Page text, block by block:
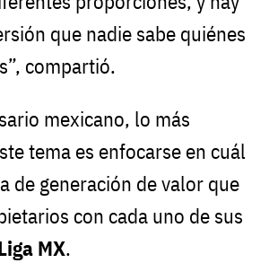
que nadie sabe quiénes
compartió.
mexicano, lo más
tema es enfocarse en cuál
de generación de valor que
con cada uno de sus
MX.